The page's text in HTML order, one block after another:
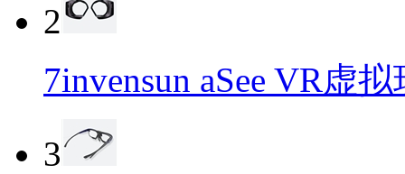
2
7invensun aSee VR虚
3